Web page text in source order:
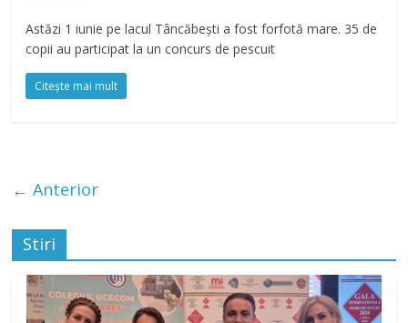
Astăzi 1 iunie pe lacul Tâncăbești a fost forfotă mare. 35 de
copii au participat la un concurs de pescuit
Citește mai mult
← Anterior
Stiri